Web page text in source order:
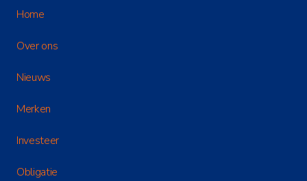
Home
Over ons
Nieuws
Merken
Investeer
Obligatie